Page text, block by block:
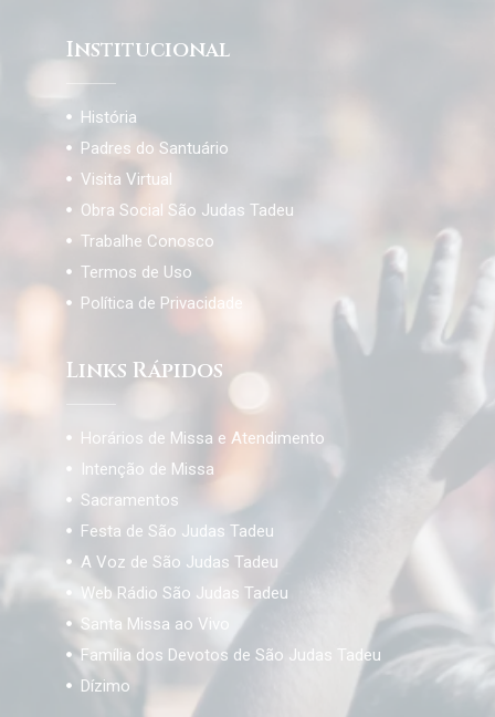
Institucional
História
Padres do Santuário
Visita Virtual
Obra Social São Judas Tadeu
Trabalhe Conosco
Termos de Uso
Política de Privacidade
Links Rápidos
Horários de Missa e Atendimento
Intenção de Missa
Sacramentos
Festa de São Judas Tadeu
A Voz de São Judas Tadeu
Web Rádio São Judas Tadeu
Santa Missa ao Vivo
Família dos Devotos de São Judas Tadeu
Dízimo